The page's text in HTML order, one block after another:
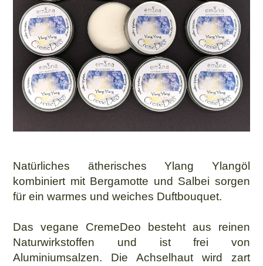
Natürliches ätherisches Ylang Ylangöl
kombiniert mit Bergamotte und Salbei sorgen
für ein warmes und weiches Duftbouquet.
Das vegane CremeDeo besteht aus reinen
Naturwirkstoffen und ist frei von
Aluminiumsalzen. Die Achselhaut wird zart